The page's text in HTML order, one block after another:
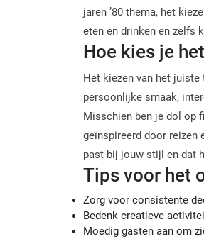
jaren ’80 thema, het
eten en drinken en zelfs
Hoe kies je
Het kiezen van het
persoonlijke smaak,
Misschien ben je dol op
geïnspireerd door reizen
past bij jouw stijl en dat
Tips voor het
Zorg voor consistente
Bedenk creatieve
Moedig gasten aan om